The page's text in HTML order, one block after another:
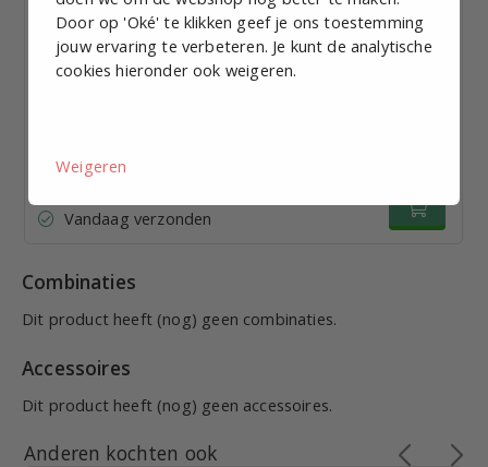
Vandaag verzonden
Combinaties
Dit product heeft (nog) geen combinaties.
Accessoires
Dit product heeft (nog) geen accessoires.
Anderen kochten ook
Door op 'Oké' te klikken geef je ons toestemming
jouw ervaring te verbeteren. Je kunt de analytische
cookies hieronder ook weigeren.
Weigeren